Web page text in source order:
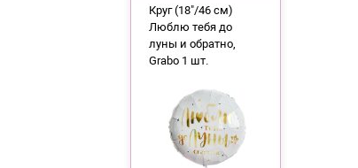
Круг (18"/46 см)
Люблю тебя до
луны и обратно,
Grabo 1 шт.